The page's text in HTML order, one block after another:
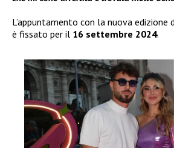
L’appuntamento con la nuova edizione
è fissato per il 16 settembre 2024.